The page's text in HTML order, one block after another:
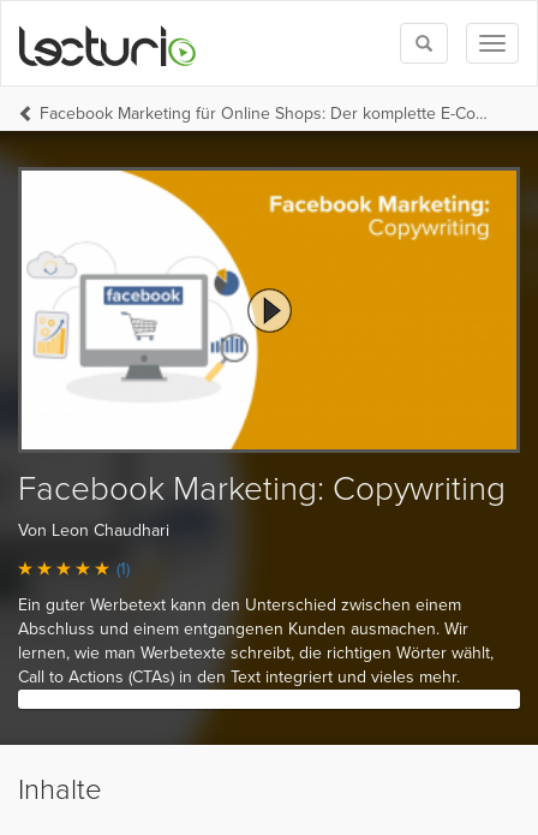
Toggle
search
Facebook Marketing für Online Shops: Der komplette E-Commerce und Facebook Werbeanzeigen Kurs
Facebook Marketing: Copywriting
Von Leon Chaudhari
(1)
Ein guter Werbetext kann den Unterschied zwischen einem
Abschluss und einem entgangenen Kunden ausmachen. Wir
lernen, wie man Werbetexte schreibt, die richtigen Wörter wählt,
Call to Actions (CTAs) in den Text integriert und vieles mehr.
Inhalte